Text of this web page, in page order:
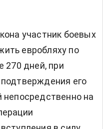
участник боевых
евробляху по
270 дней, при
его
на